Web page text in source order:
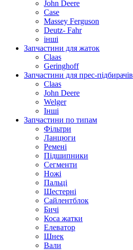
John Deere
Case
Massey Ferguson
Deutz- Fahr
інші
Запчастини для жаток
Claas
Geringhoff
Запчастини для прес-підбирачів
Claas
John Deere
Welger
Інші
Запчастини по типам
Фільтри
Ланцюги
Ремені
Підшипники
Сегменти
Ножі
Пальці
Шестерні
Сайлентблок
Бичі
Коса жатки
Елеватор
Шнек
Вали